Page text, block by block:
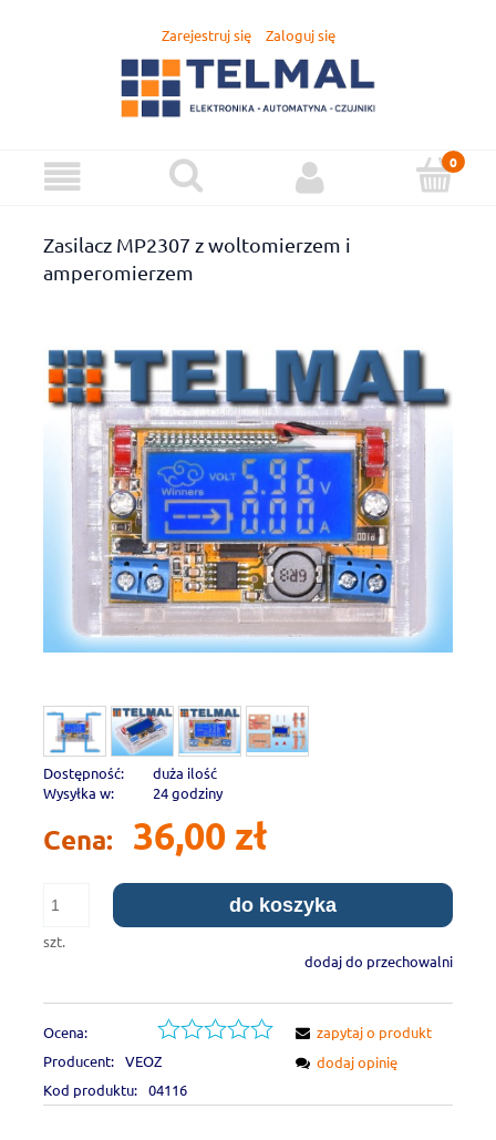
Zarejestruj się Zaloguj się
Zasilacz MP2307 z woltomierzem i
amperomierzem
Dostępność:
duża ilość
Wysyłka w:
24 godziny
Cena: 36,00 zł
szt.
do koszyka
dodaj do przechowalni
Ocena:
Producent: VEOZ
Kod produktu: 04116
zapytaj o produkt
dodaj opinię